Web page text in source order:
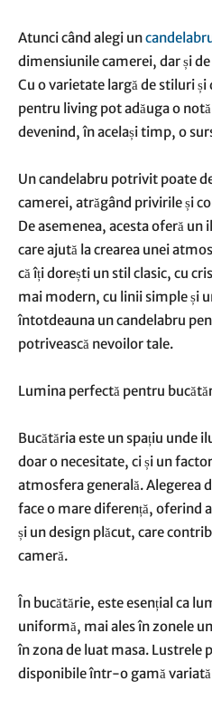
Atunci când alegi un
dimensiunile camerei, dar și
Cu o varietate largă de stiluri
pentru living pot adăuga o
devenind, în același timp, o
Un candelabru potrivit poate
camerei, atrăgând privirile și
De asemenea, acesta oferă
care ajută la crearea unei
că îți dorești un stil clasic, cu
mai modern, cu linii simple și
întotdeauna un candelabru
potrivească nevoilor tale.
Lumina perfectă pentru
Bucătăria este un spațiu unde
doar o necesitate, ci și un
atmosfera generală. Alegerea
face o mare diferență, oferind
și un design plăcut, care
cameră.
În bucătărie, este esențial ca
uniformă, mai ales în zonele
în zona de luat masa. Lustrele
disponibile într-o gamă